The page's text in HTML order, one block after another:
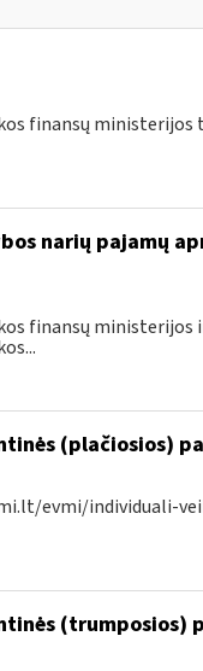
finansų ministerijos
narių pajamų
finansų ministerijos
(plačiosios)
evmi/individuali-
(trumposios)